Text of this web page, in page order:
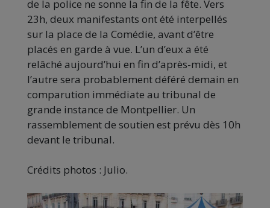
de la police ne sonne la fin de la fête. Vers
23h, deux manifestants ont été interpellés
sur la place de la Comédie, avant d’être
placés en garde à vue. L’un d’eux a été
relâché aujourd’hui en fin d’après-midi, et
l’autre sera probablement déféré demain en
comparution immédiate au tribunal de
grande instance de Montpellier. Un
rassemblement de soutien est prévu dès 10h
devant le tribunal.
Crédits photos : Julio.